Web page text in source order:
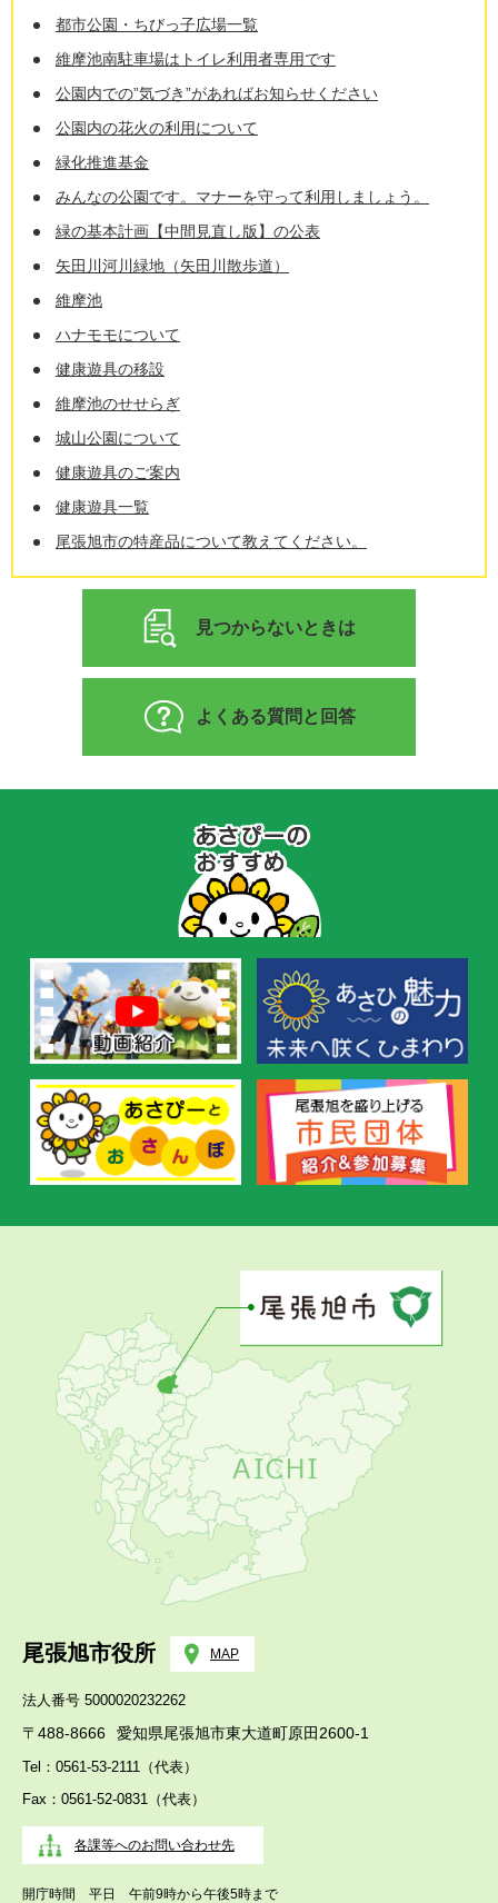
都市公園・ちびっ子広場一覧
維摩池南駐車場はトイレ利用者専用です
公園内での”気づき”があればお知らせください
公園内の花火の利用について
緑化推進基金
みんなの公園です。マナーを守って利用しましょう。
緑の基本計画【中間見直し版】の公表
矢田川河川緑地（矢田川散歩道）
維摩池
ハナモモについて
健康遊具の移設
維摩池のせせらぎ
城山公園について
健康遊具のご案内
健康遊具一覧
尾張旭市の特産品について教えてください。
見つからないときは
よくある質問と回答
の
お
す
め
尾張旭市役所 MAP
法人番号 5000020232262
〒488-8666 愛知県尾張旭市東大道町原田2600-1
Tel：0561-53-2111（代表）
Fax：0561-52-0831（代表）
各課等へのお問い合わせ先
開庁時間 平日 午前9時から午後5時まで